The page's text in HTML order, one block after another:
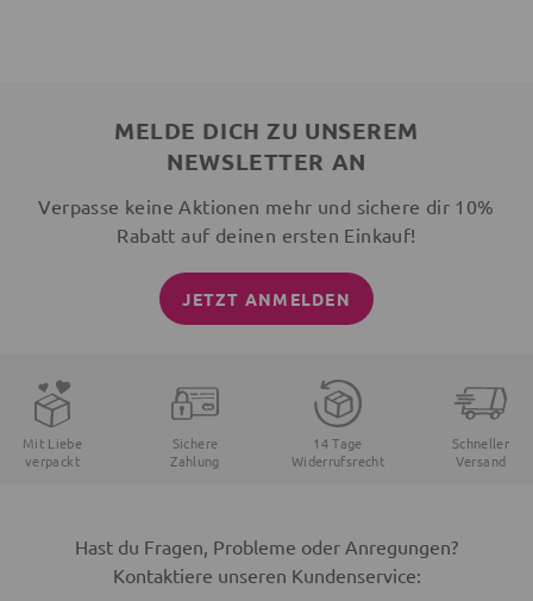
MELDE DICH ZU UNSEREM
NEWSLETTER AN
Verpasse keine Aktionen mehr und sichere dir 10%
Rabatt auf deinen ersten Einkauf!
JETZT ANMELDEN
Mit Liebe
verpackt
Sichere
Zahlung
14 Tage
Widerrufsrecht
Schneller
Versand
Hast du Fragen, Probleme oder Anregungen?
Kontaktiere unseren Kundenservice: